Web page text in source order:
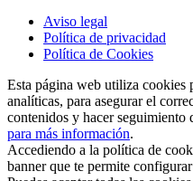
Aviso legal
Política de privacidad
Política de Cookies
Esta página web utiliza cookies
analíticas, para asegurar el
contenidos y hacer seguimiento
para más información.
Accediendo a la política de
banner que te permite